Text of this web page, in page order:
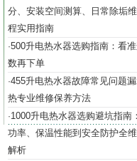
分、安装空间测算、日常除垢
程实用指南
·500升电热水器选购指南：看
数再下单
·455升电热水器故障常见问题
热专业维修保养方法
·1000升电热水器选购避坑指南
功率、保温性能到安全防护全
解析